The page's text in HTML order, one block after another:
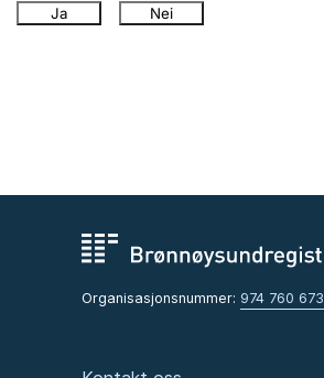
Ja Nei
Organisasjonsnummer: 974 760 673